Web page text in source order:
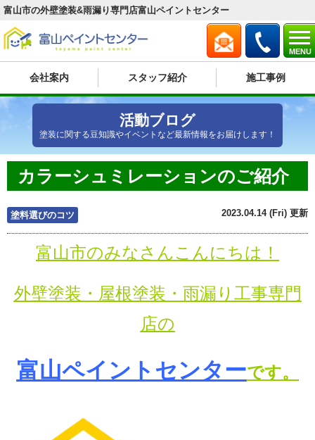
MENU
富山市の外壁塗装&雨漏り専門店富山ペイントセンター
会社案内 スタッフ紹介 施工事例
活動ブログ
塗装に関する豆知識やイベントなど最新情報をお届けします！
カラーシュミレーションのご紹介
塗料選びのコツ 2023.04.14 (Fri) 更新
富山市のみなさんこんにちは！
外壁塗装・屋根塗装・雨漏り工事専門
店の
富山ペイントセンターです。